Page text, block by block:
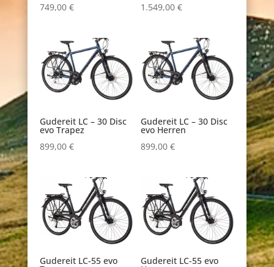
749,00 €
1.549,00€
Gudereit LC – 30 Disc
evo Trapez
899,00 €
Gudereit LC – 30 Disc
evo Herren
899,00€
Gudereit LC-55 evo Gudereit LC-55 evo